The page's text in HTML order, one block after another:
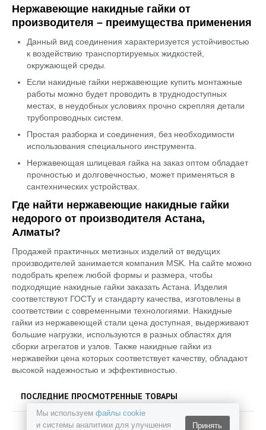
Мы используем файлы cookie
и системы аналитики для улучшения
Принять
Нержавеющие накидные гайки от
производителя – преимущества применения
Данный вид соединения характеризуется устойчивостью
к воздействию транспортируемых жидкостей,
окружающей среды.
Если накидные гайки нержавеющие купить монтажные
работы можно будет проводить в труднодоступных
местах, в неудобных условиях прочно скрепляя детали
трубопроводных систем.
Простая разборка и соединения, без необходимости
использования специального инструмента.
Нержавеющая шлицевая гайка на заказ оптом обладает
прочностью и долговечностью, может применяться в
сантехнических устройствах.
Где найти нержавеющие накидные гайки
недорого от производителя Астана,
Алматы?
Продажей практичных метизных изделий от ведущих
производителей занимается компания MSK. На сайте можно
подобрать крепеж любой формы и размера, чтобы
подходящие накидные гайки заказать Астана. Изделия
соответствуют ГОСТу и стандарту качества, изготовлены в
соответствии с современными технологиями. Накидные
гайки из нержавеющей стали цена доступная, выдерживают
большие нагрузки, используются в разных областях для
сборки агрегатов и узлов. Также накидные гайки из
нержавейки цена которых соответствует качеству, обладают
высокой надежностью и эффективностью.
ПОСЛЕДНИЕ ПРОСМОТРЕННЫЕ ТОВАРЫ